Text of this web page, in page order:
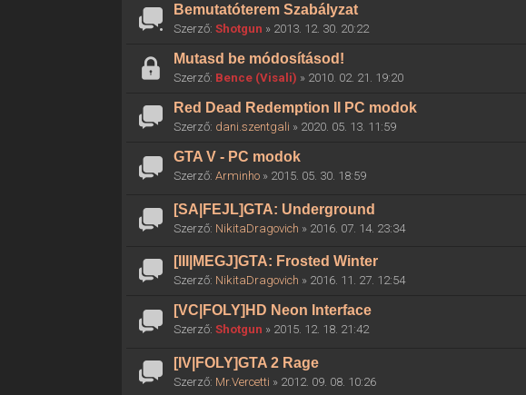
Bemutatóterem Szabályzat
Szerző:Shotgun » 2013. 12. 30. 20:22
Mutasd be módosításod!
Szerző: Bence (Visali) » 2010. 02. 21. 19:20
Red Dead Redemption II PC modok
Szerző: dani.szentgali » 2020. 05. 13. 11:59
GTA V - PC modok
Szerző:Arminho » 2015. 05. 30. 18:59
[SA|FEJL]GTA: Underground
Szerző: NikitaDragovich » 2016. 07. 14. 23:34
[III|MEGJ]GTA: Frosted Winter
Szerző: NikitaDragovich » 2016. 11. 27. 12:54
[VC|FOLY]HD Neon Interface
Szerző:Shotgun » 2015. 12. 18. 21:42
[IV|FOLY]GTA 2 Rage
Szerző: Mr.Vercetti » 2012. 09. 08. 10:26